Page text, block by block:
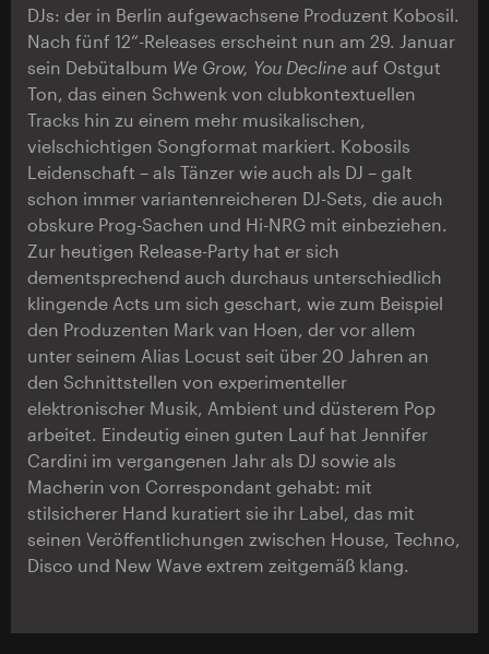
DJs: der in Berlin aufgewachsene Produzent Kobosil.
Nach fünf 12“-Releases erscheint nun am 29. Januar
sein Debütalbum We Grow, You Decline auf Ostgut
Ton, das einen Schwenk von clubkontextuellen
Tracks hin zu einem mehr musikalischen,
vielschichtigen Songformat markiert. Kobosils
Leidenschaft – als Tänzer wie auch als DJ – galt
schon immer variantenreicheren DJ-Sets, die auch
obskure Prog-Sachen und Hi-NRG mit einbeziehen.
Zur heutigen Release-Party hat er sich
dementsprechend auch durchaus unterschiedlich
klingende Acts um sich geschart, wie zum Beispiel
den Produzenten Mark van Hoen, der vor allem
unter seinem Alias Locust seit über 20 Jahren an
den Schnittstellen von experimenteller
elektronischer Musik, Ambient und düsterem Pop
arbeitet. Eindeutig einen guten Lauf hat Jennifer
Cardini im vergangenen Jahr als DJ sowie als
Macherin von Correspondant gehabt: mit
stilsicherer Hand kuratiert sie ihr Label, das mit
seinen Veröffentlichungen zwischen House, Techno,
Disco und New Wave extrem zeitgemäß klang.